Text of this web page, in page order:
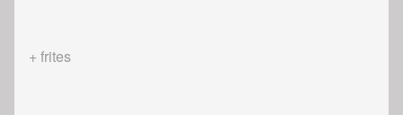
+ frites